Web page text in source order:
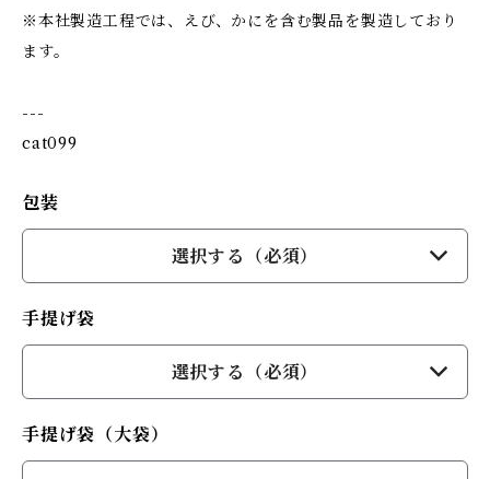
※本社製造工程では、えび、かにを含む製品を製造しており
ます。
---
cat099
包装
選択する（必須）
手提げ袋
選択する（必須）
手提げ袋（大袋）